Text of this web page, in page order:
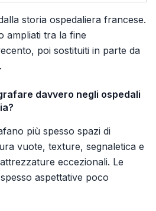
storia ospedaliera francese.
ampliati tra la fine
poi sostituiti in parte da
davvero negli ospedali
più spesso spazi di
vuote, texture, segnaletica e
eccezionali. Le
aspettative poco